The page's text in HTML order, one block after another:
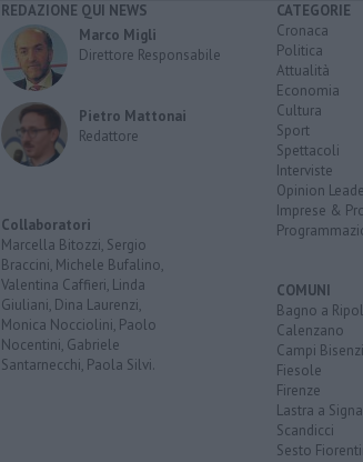
REDAZIONE QUI NEWS
Marco Migli
Direttore Responsabile
Pietro Mattonai
Redattore
Collaboratori
Marcella Bitozzi, Sergio
Braccini, Michele Bufalino,
Valentina Caffieri, Linda
Giuliani, Dina Laurenzi,
Monica Nocciolini, Paolo
Nocentini, Gabriele
Santarnecchi, Paola Silvi.
CATEGORIE
Cronaca
Politica
Attualità
Economia
Cultura
Sport
Spettacoli
Interviste
Opinion
Imprese &
COMUNI
Bagno a
Calenzano
Campi
Fiesole
Firenze
Lastra a Signa
Scandicci
Sesto